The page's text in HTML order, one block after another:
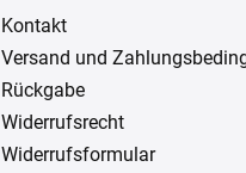
Kontakt
Versand und
Rückgabe
Widerrufsrecht
Widerrufsformular